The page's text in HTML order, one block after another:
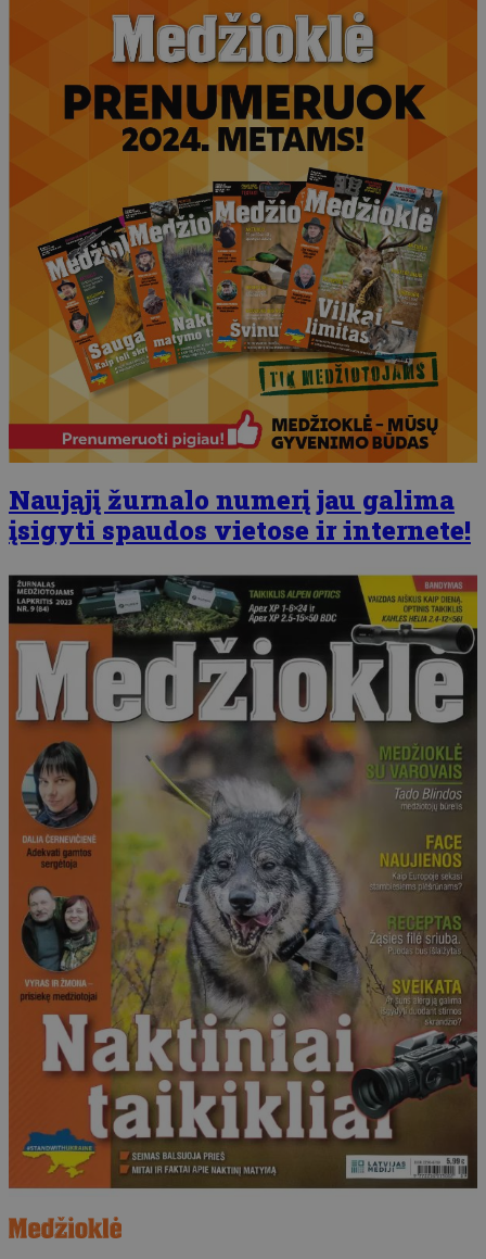
Naująjį žurnalo numerį jau galima
įsigyti spaudos vietose ir internete!